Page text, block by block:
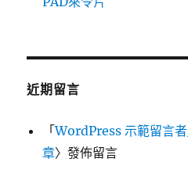
近期留言
「WordPress 示範留言者
章〉發佈留言